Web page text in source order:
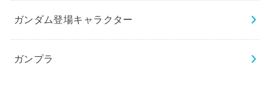
ガンダム登場キャラクター
ガンプラ